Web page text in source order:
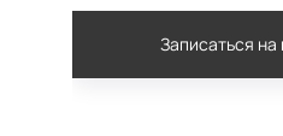
Записаться на